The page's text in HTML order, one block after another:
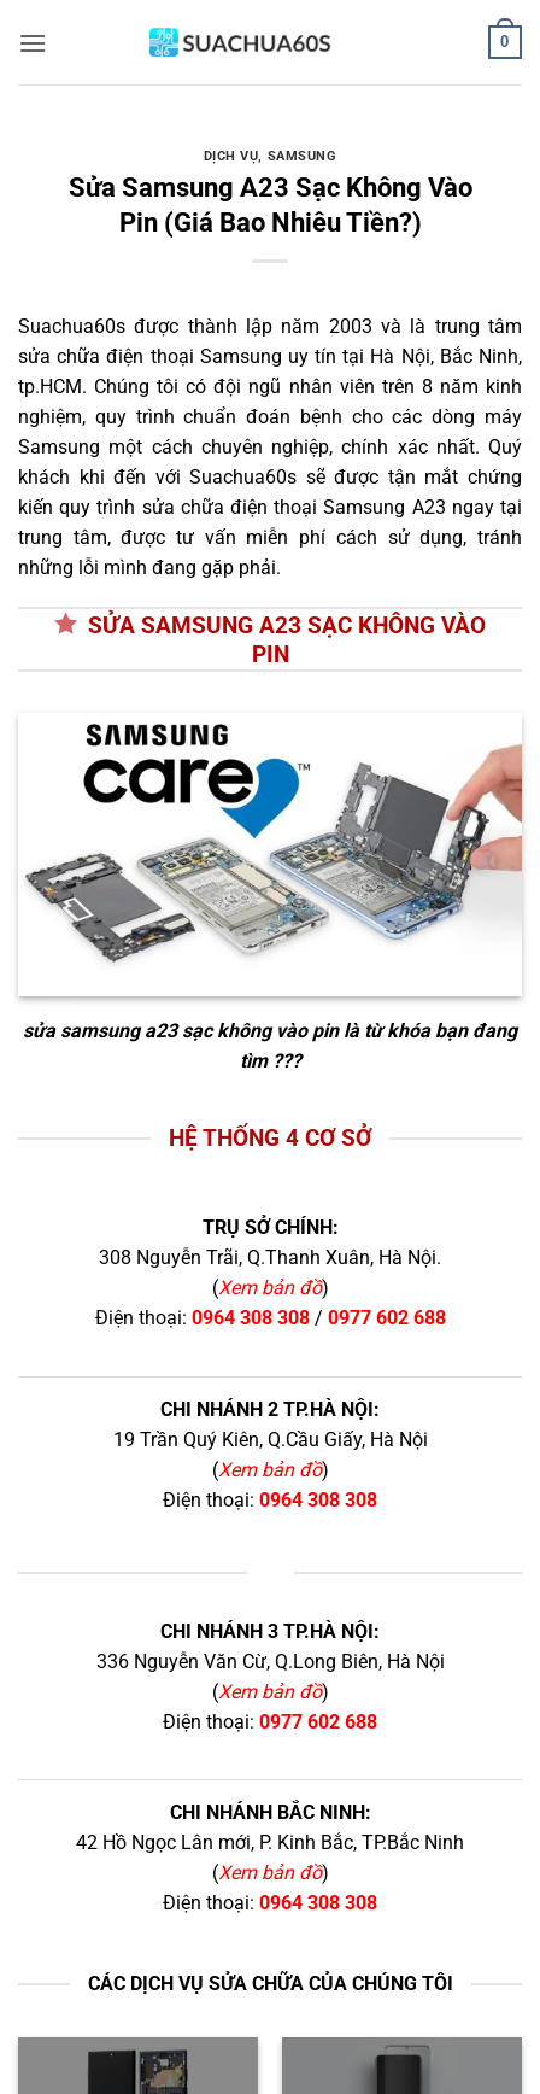
qua
0
DỊCH VỤ, SAMSUNG
Sửa Samsung A23 Sạc Không Vào
Pin (Giá Bao Nhiêu Tiền?)
Suachua60s được thành lập năm 2003 và là trung tâm
sửa chữa điện thoại Samsung uy tín tại Hà Nội, Bắc Ninh,
tp.HCM. Chúng tôi có đội ngũ nhân viên trên 8 năm kinh
nghiệm, quy trình chuẩn đoán bệnh cho các dòng máy
Samsung một cách chuyên nghiệp, chính xác nhất. Quý
khách khi đến với Suachua60s sẽ được tận mắt chứng
kiến quy trình sửa chữa điện thoại Samsung A23 ngay tại
trung tâm, được tư vấn miễn phí cách sử dụng, tránh
những lỗi mình đang gặp phải.
SỬA SAMSUNG A23 SẠC KHÔNG VÀO
PIN
sửa samsung a23 sạc không vào pinlà từ khóa bạn đang
tìm ???
HỆ THỐNG 4 CƠ SỞ
TRỤ SỞ CHÍNH:
308 Nguyễn Trãi, Q.Thanh Xuân, Hà Nội.
(Xem bản đồ)
Điện thoại: 0964 308 308/ 0977 602 688
CHI NHÁNH 2 TP.HÀ NỘI:
19 Trần Quý Kiên, Q.Cầu Giấy, Hà Nội
(Xem bản đồ)
Điện thoại: 0964 308 308
CHI NHÁNH 3 TP.HÀ NỘI:
336 Nguyễn Văn Cừ, Q.Long Biên, Hà Nội
(Xem bản đồ)
Điện thoại: 0977 602 688
CHI NHÁNH BẮC NINH:
42 Hồ Ngọc Lân mới, P. Kinh Bắc, TP.Bắc Ninh
(Xem bản đồ)
Điện thoại: 0964 308 308
CÁC DỊCH VỤ SỬA CHỮA CỦA CHÚNG TÔI